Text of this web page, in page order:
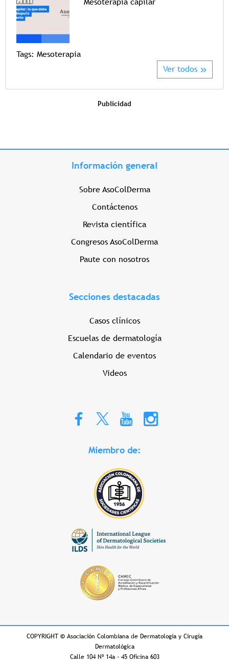
Tags: Mesoterapia
Ver todos
Publicidad
Información general
Sobre AsoColDerma
Contáctenos
Revista científica
Congresos AsoColDerma
Paute con nosotros
Secciones destacadas
Casos clínicos
Escuelas de dermatología
Calendario de eventos
Videos
Miembro de:
COPYRIGHT © Asociación Colombiana de Dermatología y Cirugía
Dermatológica
Calle 104 Nº 14a - 45 Oficina 603